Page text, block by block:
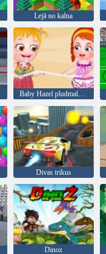
Lejā no kalna
Baby Hazel pludmales ballīte
Divas trikus
Dinoz